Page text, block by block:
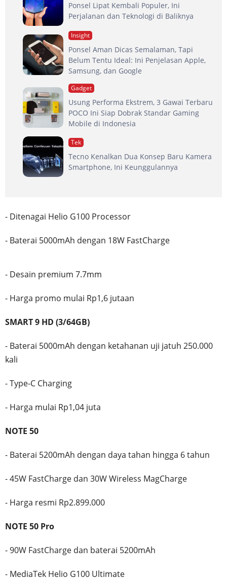
Ponsel Lipat Kembali Populer, Ini
Perjalanan dan Teknologi di Baliknya
Insight
Ponsel Aman Dicas Semalaman, Tapi
Belum Tentu Ideal: Ini Penjelasan Apple,
Samsung, dan Google
Gadget
Usung Performa Ekstrem, 3 Gawai Terbaru
POCO Ini Siap Dobrak Standar Gaming
Mobile di Indonesia
Tek
Tecno Kenalkan Dua Konsep Baru Kamera
Smartphone, Ini Keunggulannya
- Ditenagai Helio G100 Processor
- Baterai 5000mAh dengan 18W FastCharge
- Desain premium 7.7mm
- Harga promo mulai Rp1,6 jutaan
SMART 9 HD (3/64GB)
- Baterai 5000mAh dengan ketahanan uji jatuh 250.000
kali
- Type-C Charging
- Harga mulai Rp1,04 juta
NOTE 50
- Baterai 5200mAh dengan daya tahan hingga 6 tahun
- 45W FastCharge dan 30W Wireless MagCharge
- Harga resmi Rp2.899.000
NOTE 50 Pro
- 90W FastCharge dan baterai 5200mAh
- MediaTek Helio G100 Ultimate